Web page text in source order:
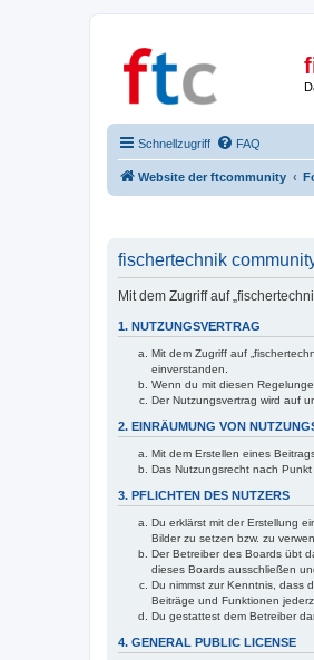
Schnellzugriff FAQ
Website der ftcommunity
fischertechnik
Mit dem Zugriff auf
1. NUTZUNGSVERTRAG
Mit dem Zugriff auf
einverstanden.
Wenn du mit diesen
Der Nutzungsvertrag wird auf
2. EINRÄUMUNG VON
Mit dem Erstellen eines
Das Nutzungsrecht nach
3. PFLICHTEN DES NUTZERS
Du erklärst mit der Erstellung
Bilder zu setzen bzw. zu
Der Betreiber des Boards übt
dieses Boards ausschließen
Du nimmst zur Kenntnis, dass
Beiträge und Funktionen
Du gestattest dem Betreiber
4. GENERAL PUBLIC LICENSE